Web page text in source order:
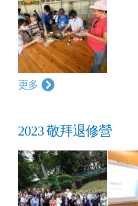
更多
2023 敬拜退修營